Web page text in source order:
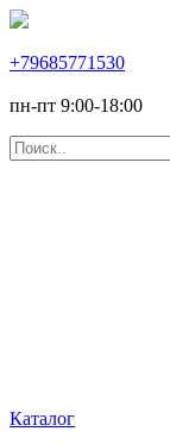
+79685771530
пн-пт 9:00-18:00
Каталог